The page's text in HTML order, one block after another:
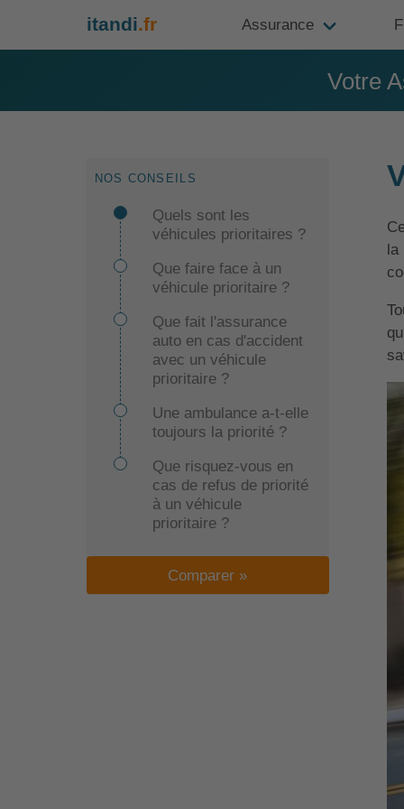
itandi.fr Assurance
Votre
NOS CONSEILS
Quels sont les
véhicules prioritaires ?
Que faire face à un
véhicule prioritaire ?
Que fait l'assurance
auto en cas d'accident
avec un véhicule
prioritaire ?
Une ambulance a-t-elle
toujours la priorité ?
Que risquez-vous en
cas de refus de priorité
à un véhicule
prioritaire ?
Comparer »
la